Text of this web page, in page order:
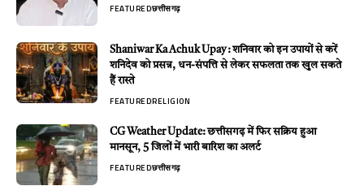
FEATUREDछत्तीसगढ़
Shaniwar Ka Achuk Upay : शनिवार को इन उपायों से करें
शनिदेव को प्रसन्न, धन-संपत्ति से लेकर सफलता तक खुल सकते
हैं रास्ते
FEATUREDRELIGION
CG Weather Update: छत्तीसगढ़ में फिर सक्रिय हुआ
मानसून, 5 जिलों में भारी बारिश का अलर्ट
FEATUREDछत्तीसगढ़